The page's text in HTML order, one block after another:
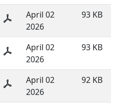
April 02
2026
93 KB
April 02
2026
93 KB
April 02
2026
92 KB